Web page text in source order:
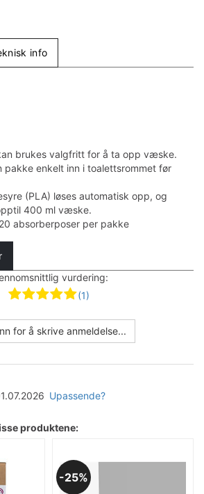
info
brukes valgfritt for å ta opp væske.
pakke enkelt inn i toalettsrommet før
(PLA) løses automatisk opp, og
400 ml væske.
absorberposer per pakke
vurdering:
(1)
for å skrive anmeldelse...
Upassende?
produktene:
25%